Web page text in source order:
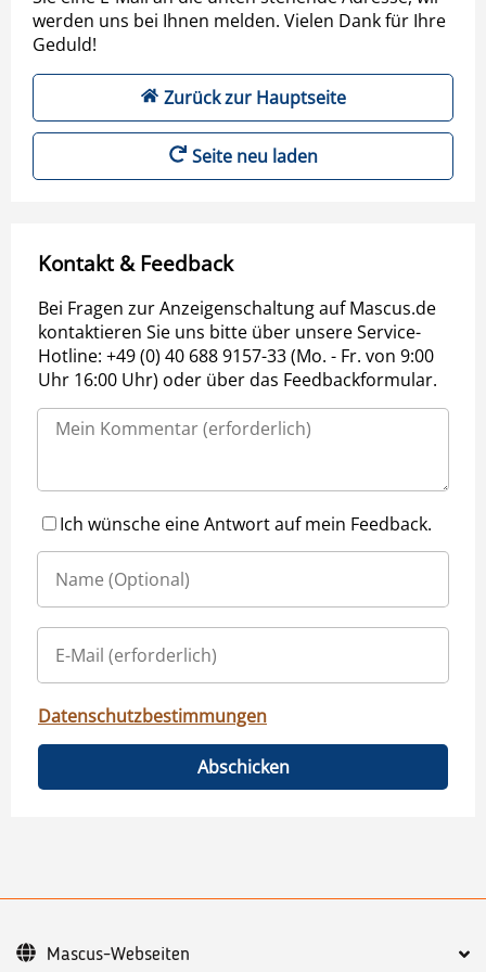
werden uns bei Ihnen melden. Vielen Dank für Ihre
Geduld!
Zurück zur Hauptseite
Seite neu laden
Kontakt & Feedback
Bei Fragen zur Anzeigenschaltung auf Mascus.de
kontaktieren Sie uns bitte über unsere Service-
Hotline: +49 (0) 40 688 9157-33 (Mo. - Fr. von 9:00
Uhr 16:00 Uhr) oder über das Feedbackformular.
Ich wünsche eine Antwort auf mein Feedback.
Datenschutzbestimmungen
Abschicken
Mascus-Webseiten